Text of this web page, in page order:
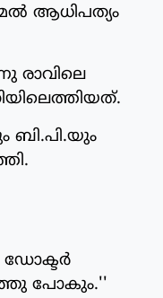
ആധിപത്യം
രാവിലെ
ബി.പി.യും
പോകും.''